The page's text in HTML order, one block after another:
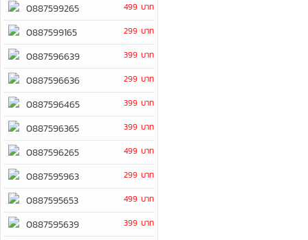
0887599265 499 บาท
0887599165 299 บาท
0887596639 399 บาท
0887596636 299 บาท
0887596465 399 บาท
0887596365 399 บาท
0887596265 499 บาท
0887595963 299 บาท
0887595653 499 บาท
0887595639 399 บาท